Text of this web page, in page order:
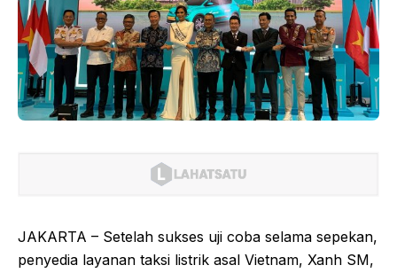
JAKARTA – Setelah sukses uji coba selama sepekan,
penyedia layanan taksi listrik asal Vietnam, Xanh SM,